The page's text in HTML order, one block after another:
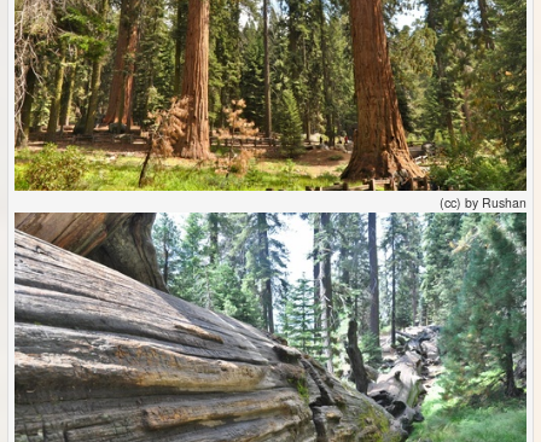
(cc) by Rushan